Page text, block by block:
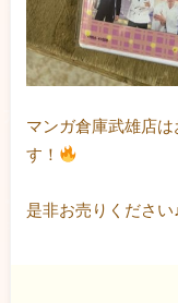
マンガ倉庫武雄店
す！
是非お売りください